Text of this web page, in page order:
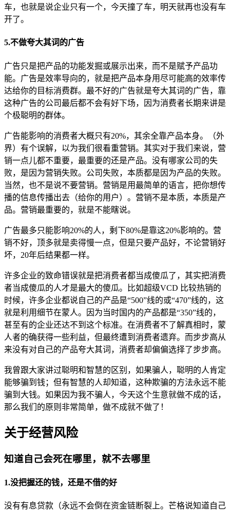
车，也就是说企业只有一个，今天撞了车，明天就再也没有车
开了。
5.不做夸大其词的广告
广告只是把产品的功能发掘或展示出来，而不是赋予产品功
能。广告是效率导向的，就是把产品本身用尽可能高的效率传
达给你的目标消费群。最不好的广告就是夸大其词的广告，靠
这种广告的公司最后都不会有好下场，因为消费者长期来讲是
个极聪明的群体。
广告能影响的消费者大概只有20%，其余全靠产品本身。（外
界）有个误解，以为我们很看重营销。其实对于我们来说，营
销一点儿都不重要，最重要的还是产品。没有哪家公司的失
败，是因为营销失败。公司失败，本质都是因为产品的失败。
当然，也不是说不要营销。营销是用最简单的语言，把你想传
播的信息传播出去（给你的用户）。营销不是本质，本质是产
品。营销最重要的，就是不能瞎说。
广告最多只能影响20%的人，剩下80%是靠这20%影响的。营
销不好，顶多就是卖得慢一点，但是只要产品好，不论营销好
坏，20年后结果都一样。
许多企业的致命错误就是把消费者都当成傻瓜了，其实把消费
者当成傻瓜的人才是最大的傻瓜。比如超级VCD 比较热销的
时候，许多企业都说自己的产品是“500”线的或“470”线的，这
就是利用细节在蒙人。因为当时国内的产品都是“350”线的，
甚至有的企业还达不到这个标准。在消费者不了解真相时，蒙
人者的确获得一些利益，但最终遭到消费者遗弃。而步步高从
来没有对自己的产品夸大其词，消费者却偏偏选择了步步高。
我曾跟大家讲过聪明和智慧的区别，如果骗人，聪明的人肯定
能够骗到钱；但有智慧的人却知道，这种欺骗的方法永远不能
骗到大钱。如果因为我不骗人，今天这个生意就做不成的话，
那么我们的原则非常简单，做不成就不做了！
关于经营风险
知道自己会死在哪里，就不去哪里
1.没把握还的钱，还是不借的好
没有有息贷款（永远不会倒在资金链断裂上。芒格说知道自己